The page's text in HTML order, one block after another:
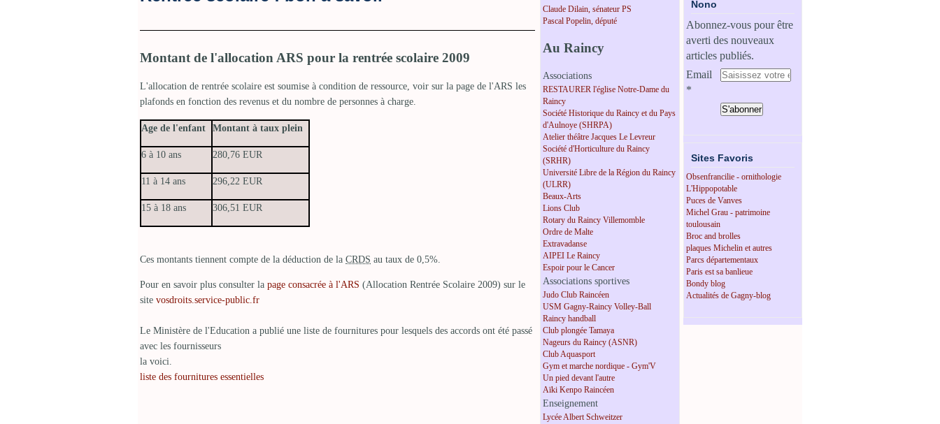
Montant de l'allocation ARS pour la rentrée scolaire 2009
L'allocation de rentrée scolaire est soumise à condition de ressource, voir sur la page de l'ARS les
plafonds en fonction des revenus et du nombre de personnes à charge.
Age de l'enfant Montant à taux plein
6 à 10 ans 280,76 EUR
11 à 14 ans 296,22 EUR
15 à 18 ans 306,51 EUR
Ces montants tiennent compte de la déduction de la CRDS au taux de 0,5%.
Pour en savoir plus consulter la page consacrée à l'ARS (Allocation Rentrée Scolaire 2009) sur le
site vosdroits.service-public.fr
Le Ministère de l'Education a publié une liste de fournitures pour lesquels des accords ont été passé
avec les fournisseurs
la voici.
liste des fournitures essentielles
Claude Dilain, sénateur PS
Pascal Popelin, député
Au Raincy
Associations
RESTAURER l'église Notre-Dame du
Raincy
Société Historique du Raincy et du Pays
d'Aulnoye (SHRPA)
Atelier théâtre Jacques Le Levreur
Société d'Horticulture du Raincy
(SRHR)
Université Libre de la Région du Raincy
(ULRR)
Beaux-Arts
Lions Club
Rotary du Raincy Villemomble
Ordre de Malte
Extravadanse
AIPEI Le Raincy
Espoir pour le Cancer
Associations sportives
Judo Club Raincéen
USM Gagny-Raincy Volley-Ball
Raincy handball
Club plongée Tamaya
Nageurs du Raincy (ASNR)
Club Aquasport
Gym et marche nordique - Gym'V
Un pied devant l'autre
Aïki Kenpo Raincéen
Enseignement
Lycée Albert Schweitzer
Nono
Abonnez-vous pour être
averti des nouveaux
articles publiés.
Email
Sites Favoris
Obsenfrancilie - ornithologie
L'Hippopotable
Puces de Vanves
Michel Grau - patrimoine
toulousain
Broc and brolles
plaques Michelin et autres
Parcs départementaux
Paris est sa banlieue
Bondy blog
Actualités de Gagny-blog